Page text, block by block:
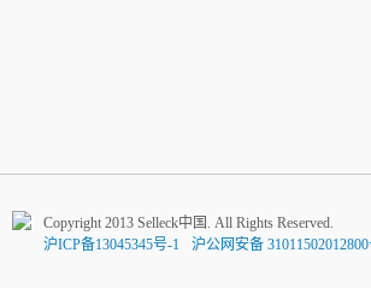
Copyright 2013 Selleck中国. All Rights Reserved.
沪ICP备13045345号-1
沪公网安备